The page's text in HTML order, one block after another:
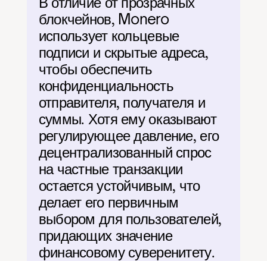
блокчейнов, Monero
использует кольцевые
подписи и скрытые адреса,
чтобы обеспечить
конфиденциальность
отправителя, получателя и
суммы. Хотя ему оказывают
регулирующее давление, его
децентрализованный спрос
на частные транзакции
остается устойчивым, что
делает его первичным
выбором для пользователей,
придающих значение
финансовому суверенитету.